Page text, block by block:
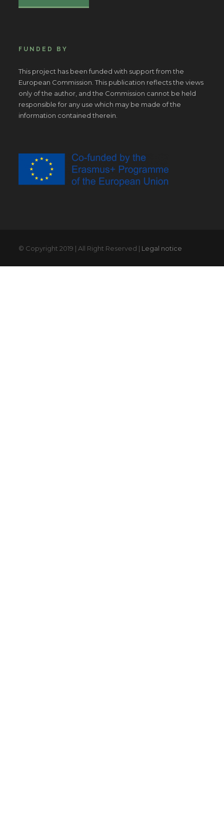
FUNDED BY
This project has been funded with support from the
European Commission. This publication reflects the views
only of the author, and the Commission cannot be held
responsible for any use which may be made of the
information contained therein.
© Copyright 2019 | All Right Reserved | Legal notice